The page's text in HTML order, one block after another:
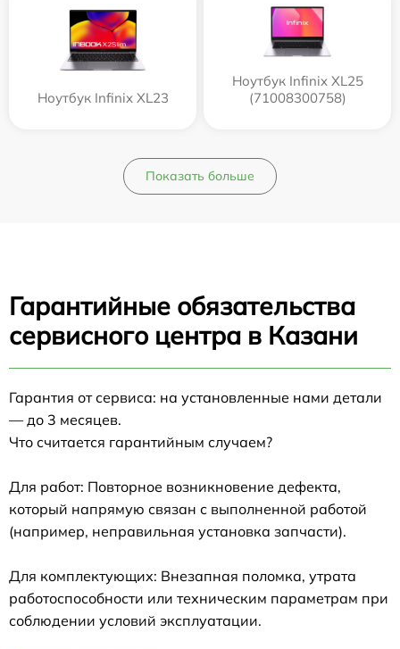
Ноутбук Infinix XL23
Ноутбук Infinix XL25
(71008300758)
Показать больше
Гарантийные обязательства
сервисного центра в Казани
Гарантия от сервиса: на установленные нами детали
— до 3 месяцев.
Что считается гарантийным случаем?
Для работ: Повторное возникновение дефекта,
который напрямую связан с выполненной работой
(например, неправильная установка запчасти).
Для комплектующих: Внезапная поломка, утрата
работоспособности или техническим параметрам при
соблюдении условий эксплуатации.